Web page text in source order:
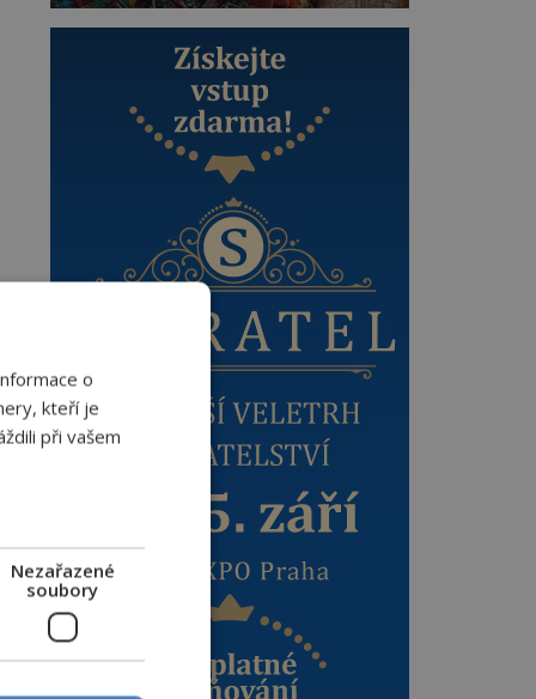
o
kteří je
při vašem
Nezařazené
soubory